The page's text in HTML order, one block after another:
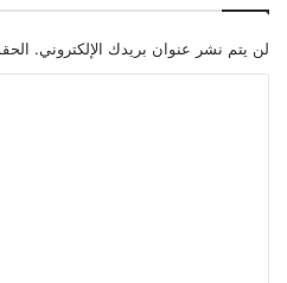
لن يتم نشر عنوان بريدك الإلكتروني.